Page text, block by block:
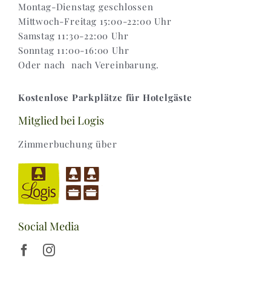
Montag-Dienstag geschlossen
Mittwoch-Freitag 15:00-22:00 Uhr
Samstag 11:30-22:00 Uhr
Sonntag 11:00-16:00 Uhr
Oder nach nach Vereinbarung.
Kostenlose Parkplätze für Hotelgäste
Mitglied bei Logis
Zimmerbuchung über
Social Media